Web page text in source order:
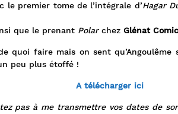
le premier tome de l’intégrale d’Hagar
que le prenant Polarchez Glénat
quoi faire mais on sent
peu plus étoffé !
A télécharger ici
pas à me transmettre vos dates de